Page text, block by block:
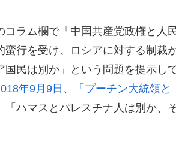
コラム欄で「中国共産党政権と人
蛮行を受け、ロシアに対する制裁
国民は別か」という問題を提示し
年9月9日 、
「プーチン大統領
ハマスとパレスチナ人は別か、